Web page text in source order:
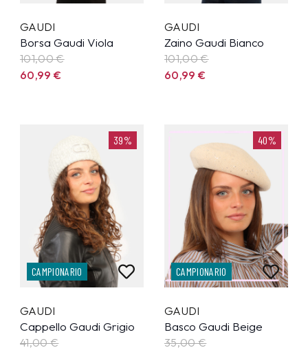
GAUDI
Borsa Gaudi Viola
101,00 €
60,99€
GAUDI
Zaino Gaudi Bianco
101,00 €
60,99€
39%
CAMPIONARIO
GAUDI
Cappello Gaudi Grigio
41,00 €
40%
CAMPIONARIO
GAUDI
Basco Gaudi Beige
35,00 €